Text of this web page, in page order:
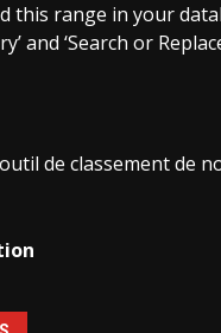
this range in your
and ‘Search or
de classement de